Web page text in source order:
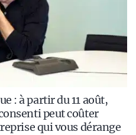
: à partir du 11 août,
peut coûter
qui vous dérange